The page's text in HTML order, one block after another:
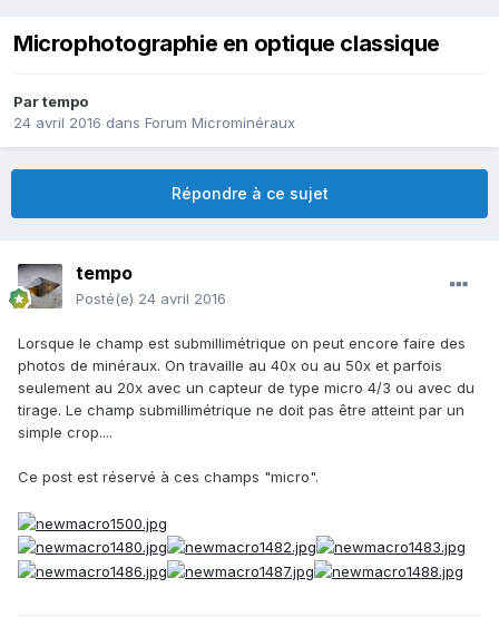
Microphotographie en optique classique
Partempo
24 avril 2016 dans Forum Microminéraux
Répondre à ce sujet
tempo
Posté(e) 24 avril 2016
Lorsque le champ est submillimétrique on peut encore faire des
photos de minéraux. On travaille au 40x ou au 50x et parfois
seulement au 20x avec un capteur de type micro 4/3 ou avec du
tirage. Le champ submillimétrique ne doit pas être atteint par un
simple crop....
Ce post est réservé à ces champs "micro".